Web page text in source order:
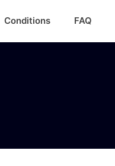
Conditions FAQ